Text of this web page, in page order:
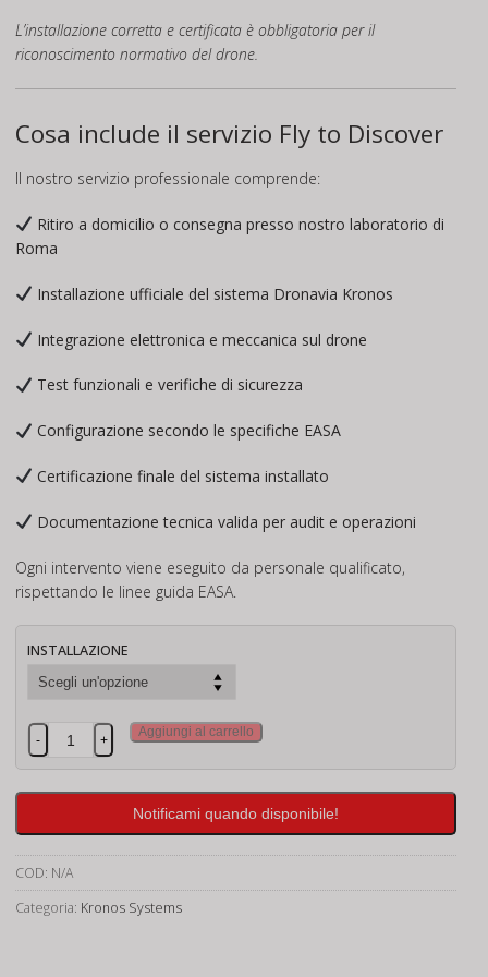
L’installazione corretta e certificata è obbligatoria per il
riconoscimento normativo del drone.
Cosa include il servizio Fly to Discover
Il nostro servizio professionale comprende:
Ritiro a domicilio o consegna presso nostro laboratorio di
Roma
Installazione ufficiale del sistema Dronavia Kronos
Integrazione elettronica e meccanica sul drone
Test funzionali e verifiche di sicurezza
Configurazione secondo le specifiche EASA
Certificazione finale del sistema installato
Documentazione tecnica valida per audit e operazioni
Ogni intervento viene eseguito da personale qualificato,
rispettando le linee guida EASA.
INSTALLAZIONE
Kronos
M350
Matrice
300/350
quantità
- +
Aggiungi al carrello
Notificami quando disponibile!
COD: N/A
Categoria: Kronos Systems